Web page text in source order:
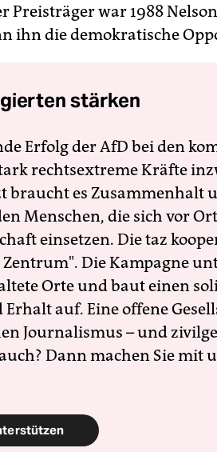
Preisträger war 1988
ihn die demokratische
stärken
Erfolg der AfD bei den
rechtsextreme Kräfte
braucht es Zusammenhalt
Menschen, die sich vor
einsetzen. Die taz
Die Kampagne
Orte und baut einen
Erhalt auf. Eine offene
Journalismus – und
Dann machen Sie mit